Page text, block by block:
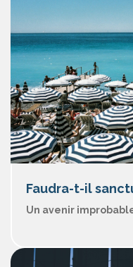
Faudra-t-il
Un avenir